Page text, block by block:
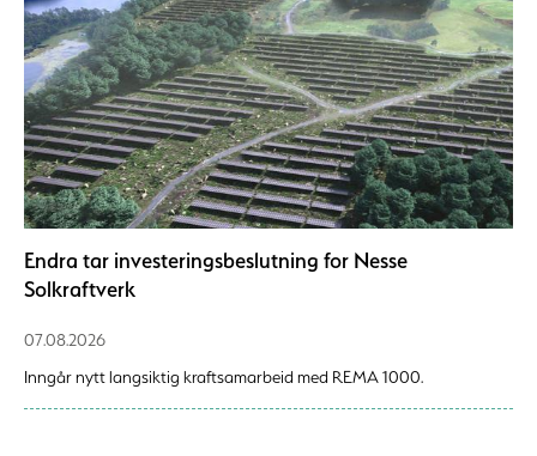
Endra tar investeringsbeslutning for Nesse
Solkraftverk
07.08.2026
Inngår nytt langsiktig kraftsamarbeid med REMA 1000.